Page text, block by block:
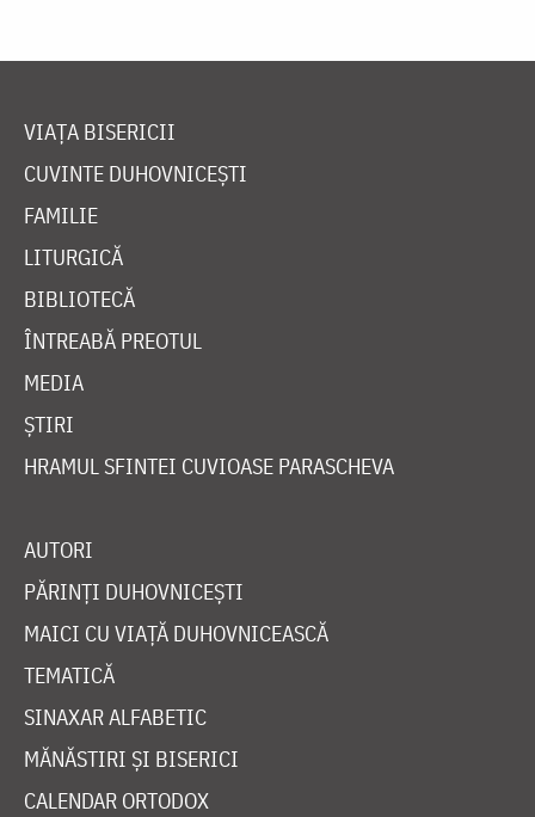
VIAȚA BISERICII
CUVINTE DUHOVNICEȘTI
FAMILIE
LITURGICĂ
BIBLIOTECĂ
ÎNTREABĂ PREOTUL
MEDIA
ȘTIRI
HRAMUL SFINTEI CUVIOASE PARASCHEVA
AUTORI
PĂRINȚI DUHOVNICEȘTI
MAICI CU VIAȚĂ DUHOVNICEASCĂ
TEMATICĂ
SINAXAR ALFABETIC
MĂNĂSTIRI ȘI BISERICI
CALENDAR ORTODOX